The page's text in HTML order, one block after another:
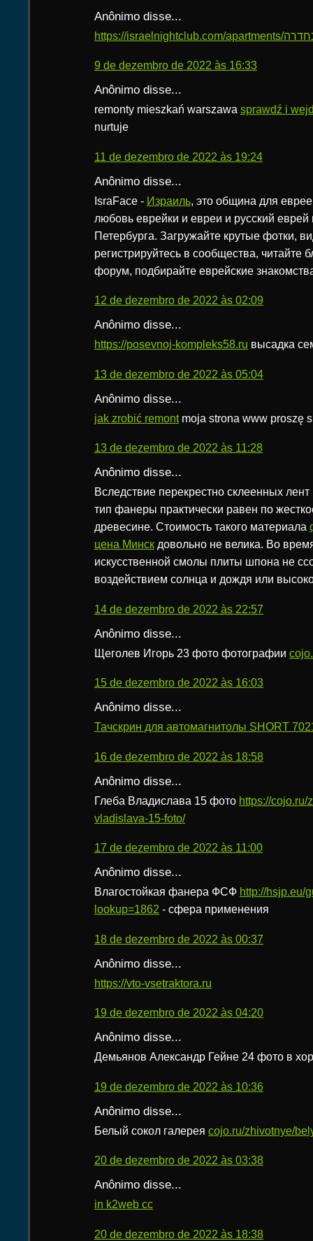
Anônimo disse...
9 de dezembro de 2022 às 16:33
Anônimo disse...
remonty mieszkań warszawa sprawdź i
nurtuje
11 de dezembro de 2022 às 19:24
Anônimo disse...
IsraFace - Израиль, это община для
любовь еврейки и евреи и русский еврей
Петербурга. Загружайте крутые фотки,
регистрируйтесь в сообщества, читайте
форум, подбирайте еврейские
12 de dezembro de 2022 às 02:09
Anônimo disse...
https://posevnoj-kompleks58.ru высадка
13 de dezembro de 2022 às 05:04
Anônimo disse...
jak zrobić remontmoja strona www proszę
13 de dezembro de 2022 às 11:28
Anônimo disse...
Вследствие перекрестно склеенных
тип фанеры практически равен по
древесине. Стоимость такого материала
цена Минск довольно не велика. Во
искусственной смолы плиты шпона не
воздействием солнца и дождя или
14 de dezembro de 2022 às 22:57
Anônimo disse...
Щеголев Игорь 23 фото фотографии
15 de dezembro de 2022 às 16:03
Anônimo disse...
Тачскрин для автомагнитолы SHORT
16 de dezembro de 2022 às 18:58
Anônimo disse...
Глеба Владислава 15 фото https://cojo.ru/
vladislava-15-foto/
17 de dezembro de 2022 às 11:00
Anônimo disse...
Влагостойкая фанера ФСФ http://hsjp.eu/
lookup=1862 - сфера применения
18 de dezembro de 2022 às 00:37
Anônimo disse...
https://vto-vsetraktora.ru
19 de dezembro de 2022 às 04:20
Anônimo disse...
Демьянов Александр Гейне 24 фото в
19 de dezembro de 2022 às 10:36
Anônimo disse...
Белый сокол галерея cojo.ru/zhivotnye/
20 de dezembro de 2022 às 03:38
Anônimo disse...
in k2web cc
20 de dezembro de 2022 às 18:38